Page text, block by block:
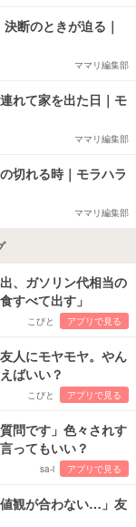
断のときが迫る｜
ママリ編集部
れて家を出た日｜モ
ママリ編集部
切れる時｜モラハラ
ママリ編集部
、ガソリン代相当の
すべて出す」
こびと アプリで見る
人にモヤモヤ。やん
ばいい？
こびと アプリで見る
問です」色々されす
ってもいい？
sa-i アプリで見る
観が合わない…」友